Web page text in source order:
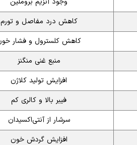
کاهش درد مفاصل و تورم
کاهش کلسترول و فشار
منبع غنی منگنز
افزایش تولید کلاژن
فیبر بالا و کالری کم
سرشار از آنتی‌اکسیدان
افزایش گردش خون